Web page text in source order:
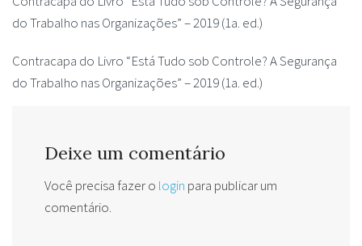
do Trabalho nas Organizações” – 2019 (1a. ed.)
Contracapa do Livro “Está Tudo sob Controle? A Segurança
do Trabalho nas Organizações” – 2019 (1a. ed.)
Deixe um comentário
Você precisa fazer o login para publicar um
comentário.